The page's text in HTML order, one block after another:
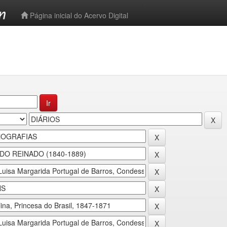
Página inicial do Acervo Digital